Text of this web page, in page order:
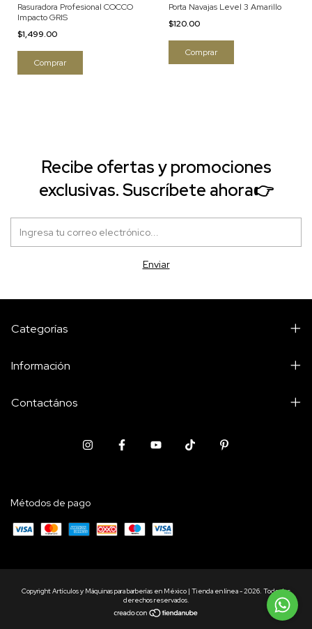
Rasuradora Profesional COCCO
Impacto GRIS
$1,499.00
Porta Navajas Level 3 Amarillo
$120.00
Recibe ofertas y promociones
exclusivas. Suscríbete ahora👉
Categorías
Información
Contactános
Métodos de pago
Copyright Artículos y Máquinas para barberías en México | Tienda en línea - 2026. Todos los
derechos reservados.